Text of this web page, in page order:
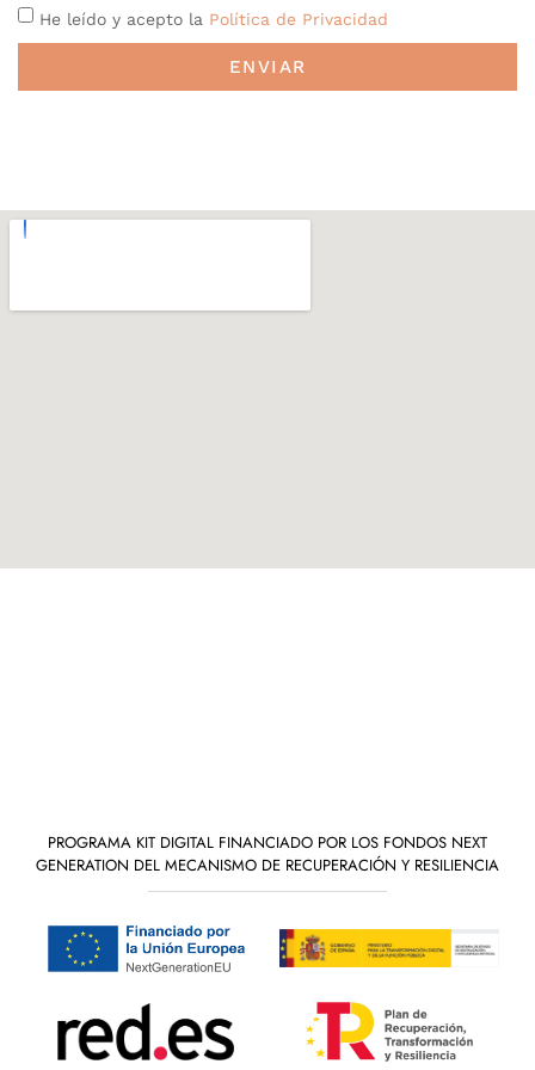
He leído y acepto la Política de Privacidad
ENVIAR
PROGRAMA KIT DIGITAL FINANCIADO POR LOS FONDOS NEXT
GENERATION DEL MECANISMO DE RECUPERACIÓN Y RESILIENCIA